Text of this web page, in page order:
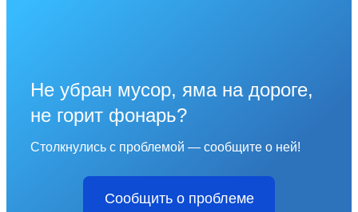
Не убран мусор, яма на дороге,
не горит фонарь?
Столкнулись с проблемой — сообщите о ней!
Сообщить о проблеме